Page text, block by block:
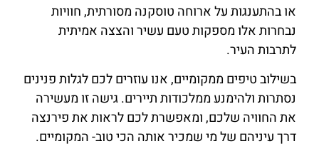
או בהתענגות על ארוחה טוסקנה מסורתית, חוויות
נבחרות אלו מספקות טעם עשיר והצצה אמיתית
לתרבות העיר.
בשילוב טיפים ממקומיים, אנו עוזרים לכם לגלות פנינים
נסתרות ולהימנע ממלכודות תיירים. גישה זו מעשירה
את החוויה שלכם, ומאפשרת לכם לראות את פירנצה
דרך עיניהם של מי שמכיר אותה הכי טוב- המקומיים.